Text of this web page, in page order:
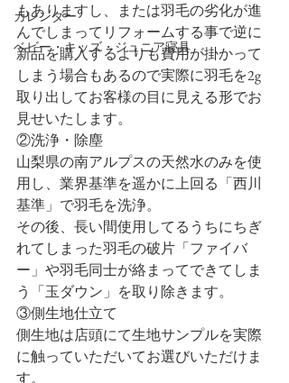
カレンダー
ベビー・キッズ・ジュニア寝具
もありますし、または羽毛の劣化が進
んでしまってリフォームする事で逆に
新品を購入するよりも費用が掛かって
しまう場合もあるので実際に羽毛を2g
取り出してお客様の目に見える形でお
見せいたします。
②洗浄・除塵
山梨県の南アルプスの天然水のみを使
用し、業界基準を遥かに上回る「西川
基準」で羽毛を洗浄。
その後、長い間使用してるうちにちぎ
れてしまった羽毛の破片「ファイバ
ー」や羽毛同士が絡まってできてしま
う「玉ダウン」を取り除きます。
③側生地仕立て
側生地は店頭にて生地サンプルを実際
に触っていただいてお選びいただけま
す。